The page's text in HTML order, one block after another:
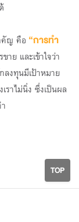
คัญ คือ “การทำ
าย และเข้าใจว่า
ลงทุนมีเป้าหมาย
ราไม่นิ่ง ซึ่งเป็นผล
TOP